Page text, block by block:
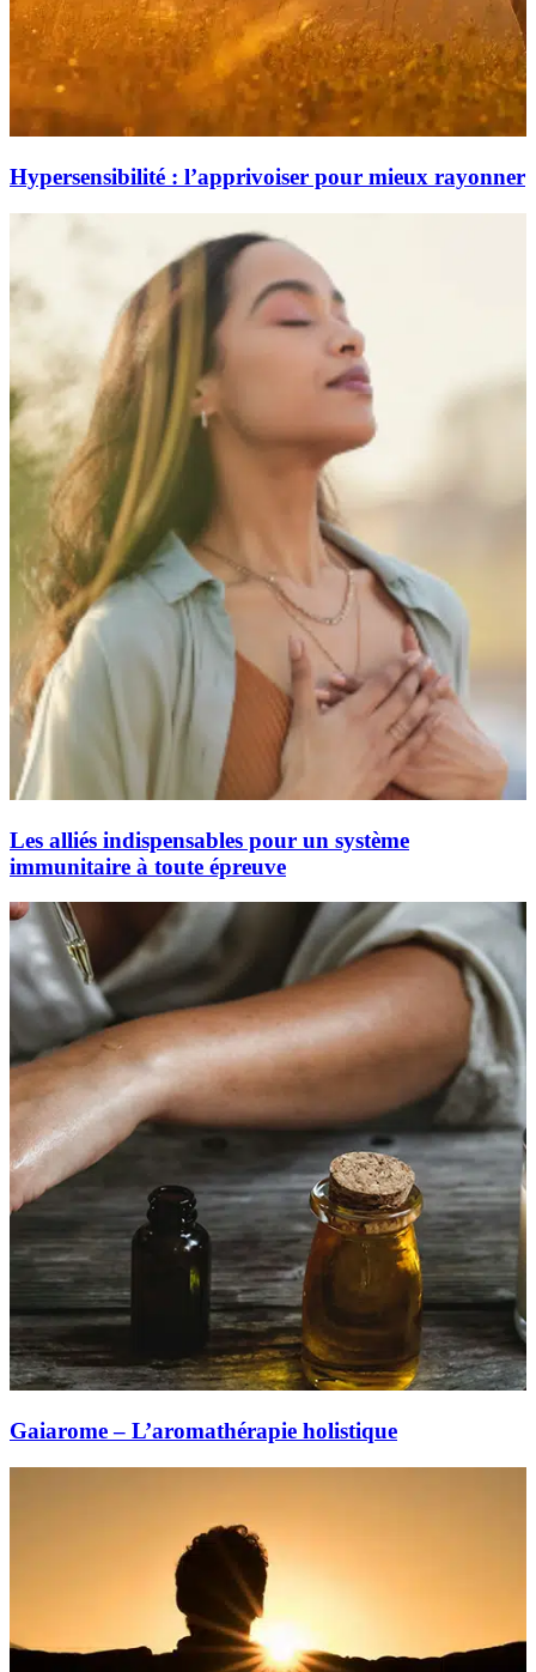
Hypersensibilité : l’apprivoiser pour mieux rayonner
Les alliés indispensables pour un système
immunitaire à toute épreuve
Gaiarome – L’aromathérapie holistique